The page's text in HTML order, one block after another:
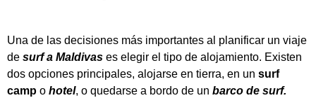
Una de las decisiones más importantes al planificar un viaje
de surf a Maldivas es elegir el tipo de alojamiento. Existen
dos opciones principales, alojarse en tierra, en un surf
camp o hotel, o quedarse a bordo de un barco de surf.